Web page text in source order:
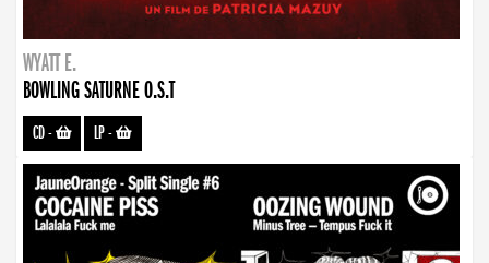
WYATT E.
BOWLING SATURNE O.S.T
CD- LP-